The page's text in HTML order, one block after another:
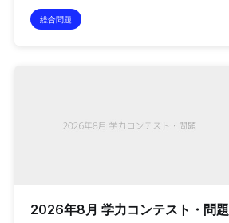
総合問題
2026年8月 学力コンテスト・問題